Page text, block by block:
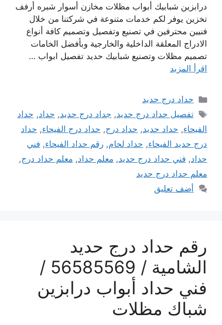
درابزين شبابيك أبواب مظلات مخازن أسوار شبره أرفف
تخزين يوفر لكم خدمات متنوعة في شركتنا من خلال
فنيين محترفين في تصنيع وتفصيل وتصميم كافة أنواع
الادراج المعلقة الداخلية والخارجية وبأفضل الخامات
تصميم مظلات وتصنيع شبابيك حديد تفصيل ابواب …
اقرأ المزيد
التصنيفات
حداد درج حديد
الوسوم
تفصيل حداد درج حديد, جداد درج حديد, حداد, حداد
الفيحاء, حداد حديد, حداد درج, حداد درج الفيحاء, حداد
درج حديد الفيحاء, حداد لحام, رقم حداد الفيحاء, فني
حداد, فني حداد درج حديد, معلم حداد, معلم حداد درج,
معلم حداد درج حديد
أضف تعليق
رقم حداد درج حديد
الشامية / 56585569 /
فني حداد أبواب درابزين
شباك مظلات